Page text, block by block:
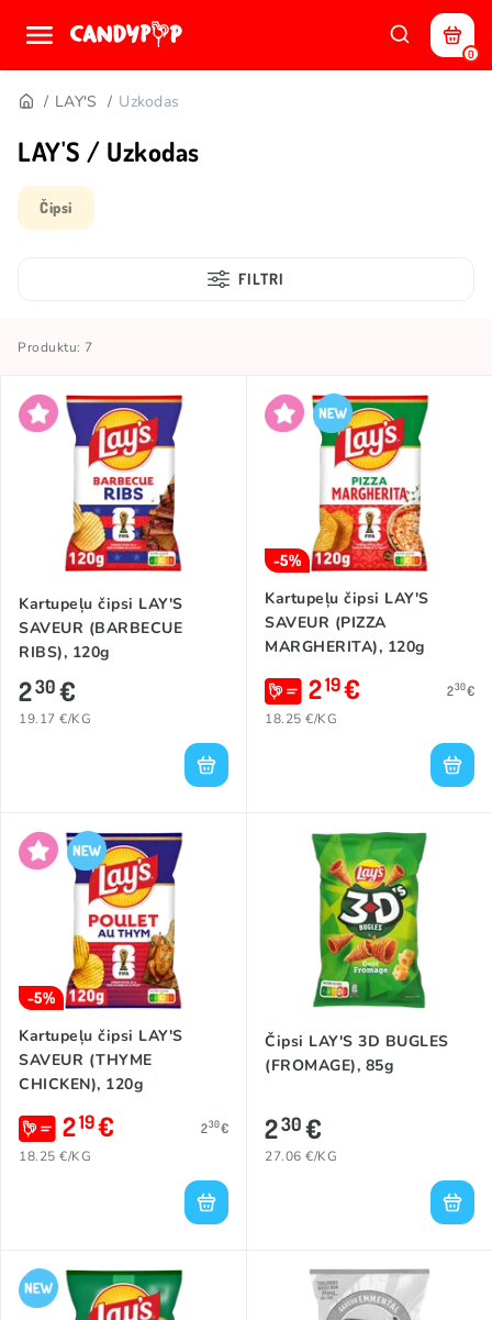
0
LAY'S Uzkodas
LAY'S / Uzkodas
Čipsi
FILTRI
Produktu: 7
Kartupeļu čipsi LAY'S
SAVEUR (BARBECUE
RIBS), 120g
230€
19.17 €/KG
-5%
Kartupeļu čipsi LAY'S
SAVEUR (PIZZA
MARGHERITA), 120g
219€ 230€
18.25 €/KG
-5%
Kartupeļu čipsi LAY'S
SAVEUR (THYME
CHICKEN), 120g
219€ 230€
18.25 €/KG
Čipsi LAY'S 3D BUGLES
(FROMAGE), 85g
230€
27.06 €/KG